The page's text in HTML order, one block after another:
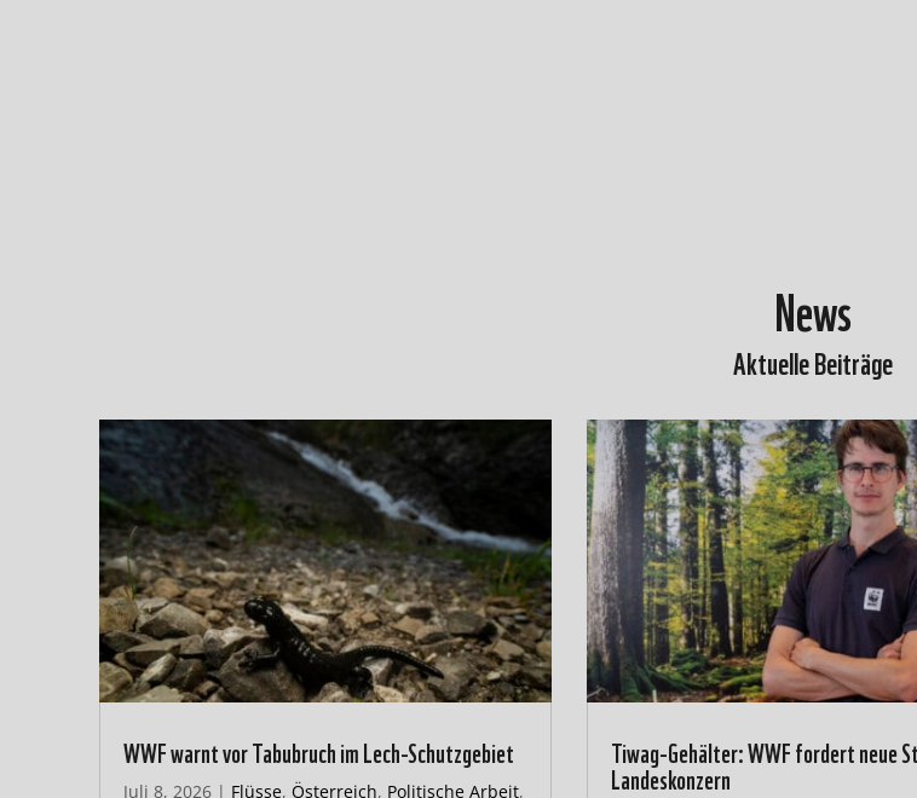
News
Aktuelle Beiträge
WWF warnt vor Tabubruch im Lech-Schutzgebiet
Juli 8, 2026 | Flüsse, Österreich, Politische Arbeit,
Tiwag-Gehälter: WWF fordert neue
Landeskonzern